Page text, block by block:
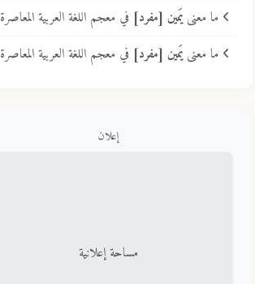
ما معنىيَمين [مفرد] في معجم اللغة العربية المعاصرة
ما معنىيَمين [مفرد] في معجم اللغة العربية المعاصرة
إعلان
مساحة إعلانية